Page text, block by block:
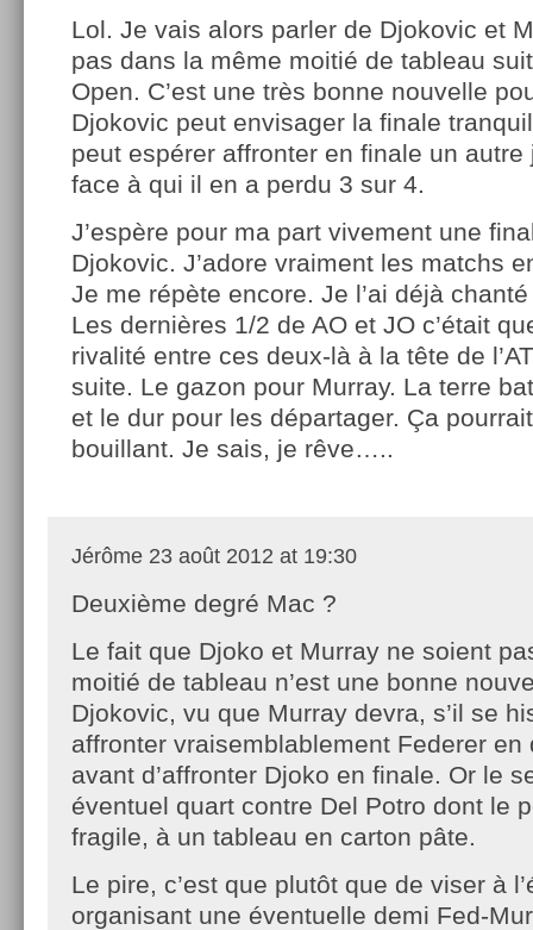
Lol. Je vais alors parler de Djokovic et
pas dans la même moitié de tableau
Open. C’est une très bonne nouvelle
Djokovic peut envisager la finale
peut espérer affronter en finale un
face à qui il en a perdu 3 sur 4.
J’espère pour ma part vivement une
Djokovic. J’adore vraiment les matchs
Je me répète encore. Je l’ai déjà
Les dernières 1/2 de AO et JO c’était
rivalité entre ces deux-là à la tête de
suite. Le gazon pour Murray. La terre
et le dur pour les départager. Ça
bouillant. Je sais, je rêve…..
Jérôme 23 août 2012 at 19:30
Deuxième degré Mac ?
Le fait que Djoko et Murray ne soient
moitié de tableau n’est une bonne
Djokovic, vu que Murray devra, s’il se
affronter vraisemblablement Federer en
avant d’affronter Djoko en finale. Or le
éventuel quart contre Del Potro dont le
fragile, à un tableau en carton pâte.
Le pire, c’est que plutôt que de viser à
organisant une éventuelle demi Fed-